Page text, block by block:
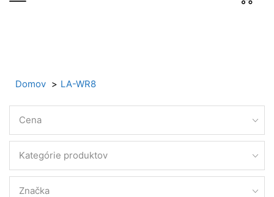
Domov LA-WR8
Cena
Kategórie produktov
Značka